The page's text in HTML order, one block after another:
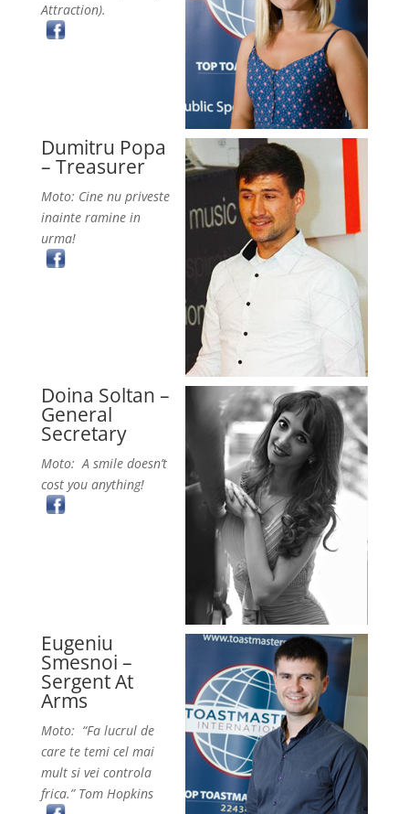
Attraction).
Dumitru Popa
– Treasurer
Moto: Cine nu priveste
inainte ramine in
urma!
Doina Soltan –
General
Secretary
Moto: A smile doesn’t
cost you anything!
Eugeniu
Smesnoi –
Sergent At
Arms
Moto: “Fa lucrul de
care te temi cel mai
mult si vei controla
frica.” Tom Hopkins